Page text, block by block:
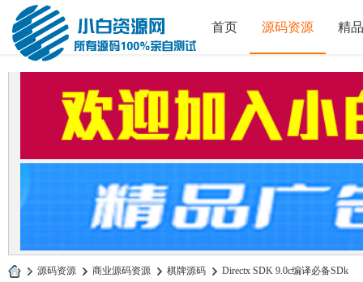
首页 源码资源 精
» 源码资源 › 商业源码资源 › 棋牌源码 › Directx SDK 9.0c编译必备SDk